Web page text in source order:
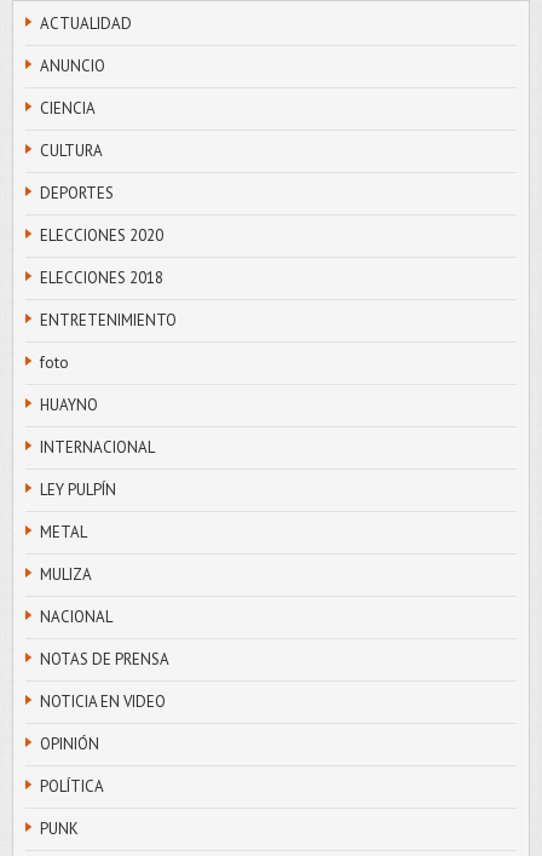
ACTUALIDAD
ANUNCIO
CIENCIA
CULTURA
DEPORTES
ELECCIONES 2020
ELECCIONES 2018
ENTRETENIMIENTO
foto
HUAYNO
INTERNACIONAL
LEY PULPÍN
METAL
MULIZA
NACIONAL
NOTAS DE PRENSA
NOTICIA EN VIDEO
OPINIÓN
POLÍTICA
PUNK